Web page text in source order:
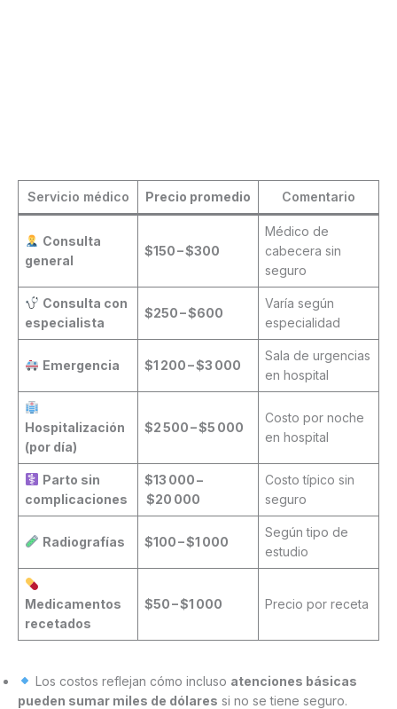
Servicio médico Precio promedio Comentario
Consulta
general
$150 – $300
Médico de
cabecera sin
seguro
Consulta con
especialista
$250 – $600
Varía según
especialidad
Emergencia $1 200 – $3 000
Sala de urgencias
en hospital
Hospitalización
(por día)
$2 500 – $5 000
Costo por noche
en hospital
Parto sin
complicaciones
$13 000 –
$20 000
Costo típico sin
seguro
Radiografías $100 – $1 000
Según tipo de
estudio
Medicamentos
recetados
$50 – $1 000 Precio por receta
Los costos reflejan cómo incluso atenciones básicas
pueden sumar miles de dólares si no se tiene seguro.